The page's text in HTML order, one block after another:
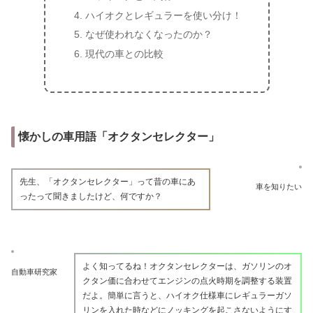
ハイオクとレギュラーを使い分け！
なぜ使われなくなったのか？
現代の車との比較
懐かしの車用語「オクタンセレクター」
車を知りたい
先生、「オクタンセレクター」って昔の車にあ
ったって聞きましたけど、何ですか？
自動車研究家
よく知ってるね！オクタンセレクターは、ガソリンのオ
クタン価に合わせてエンジンの点火時期を調整する装置
だよ。簡単に言うと、ハイオク仕様車にレギュラーガソ
リンを入れた時などにノッキングを起こさないようにす